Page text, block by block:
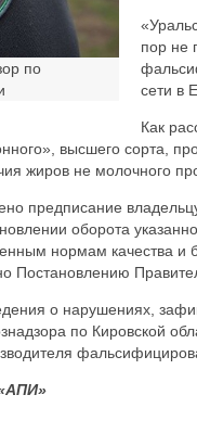
по
пор не
сети в
Как
высшего сорта,
жиров не молочного
предписание
оборота
нормам качества
Постановлению
о нарушениях,
по Кировской